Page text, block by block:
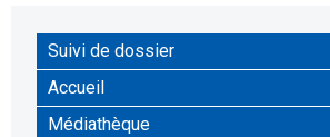
Suivi de dossier
Accueil
Médiathèque